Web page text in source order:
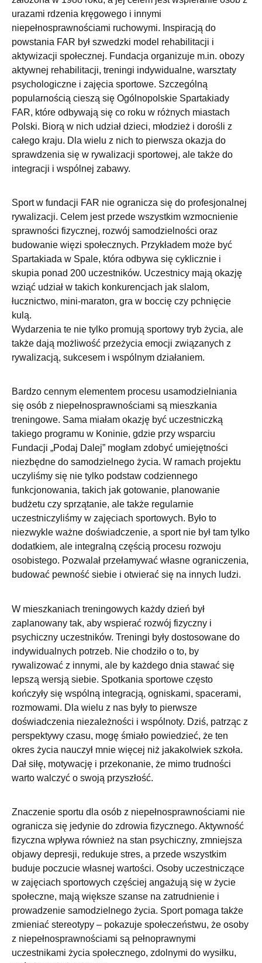
urazami rdzenia kręgowego i innymi
niepełnosprawnościami ruchowymi. Inspiracją do
powstania FAR był szwedzki model rehabilitacji i
aktywizacji społecznej. Fundacja organizuje m.in. obozy
aktywnej rehabilitacji, treningi indywidualne, warsztaty
psychologiczne i zajęcia sportowe. Szczególną
popularnością cieszą się Ogólnopolskie Spartakiady
FAR, które odbywają się co roku w różnych miastach
Polski. Biorą w nich udział dzieci, młodzież i dorośli z
całego kraju. Dla wielu z nich to pierwsza okazja do
sprawdzenia się w rywalizacji sportowej, ale także do
integracji i wspólnej zabawy.
Sport w fundacji FAR nie ogranicza się do profesjonalnej
rywalizacji. Celem jest przede wszystkim wzmocnienie
sprawności fizycznej, rozwój samodzielności oraz
budowanie więzi społecznych. Przykładem może być
Spartakiada w Spale, która odbywa się cyklicznie i
skupia ponad 200 uczestników. Uczestnicy mają okazję
wziąć udział w takich konkurencjach jak slalom,
łucznictwo, mini‑maraton, gra w boccię czy pchnięcie
kulą.
Wydarzenia te nie tylko promują sportowy tryb życia, ale
także dają możliwość przeżycia emocji związanych z
rywalizacją, sukcesem i wspólnym działaniem.
Bardzo cennym elementem procesu usamodzielniania
się osób z niepełnosprawnościami są mieszkania
treningowe. Sama miałam okazję być uczestniczką
takiego programu w Koninie, gdzie przy wsparciu
Fundacji „Podaj Dalej” mogłam zdobyć umiejętności
niezbędne do samodzielnego życia. W ramach projektu
uczyliśmy się nie tylko podstaw codziennego
funkcjonowania, takich jak gotowanie, planowanie
budżetu czy sprzątanie, ale także regularnie
uczestniczyliśmy w zajęciach sportowych. Było to
niezwykle ważne doświadczenie, a sport nie był tam tylko
dodatkiem, ale integralną częścią procesu rozwoju
osobistego. Pozwalał przełamywać własne ograniczenia,
budować pewność siebie i otwierać się na innych ludzi.
W mieszkaniach treningowych każdy dzień był
zaplanowany tak, aby wspierać rozwój fizyczny i
psychiczny uczestników. Treningi były dostosowane do
indywidualnych potrzeb. Nie chodziło o to, by
rywalizować z innymi, ale by każdego dnia stawać się
lepszą wersją siebie. Spotkania sportowe często
kończyły się wspólną integracją, ogniskami, spacerami,
rozmowami. Dla wielu z nas były to pierwsze
doświadczenia niezależności i wspólnoty. Dziś, patrząc z
perspektywy czasu, mogę śmiało powiedzieć, że ten
okres życia nauczył mnie więcej niż jakakolwiek szkoła.
Dał siłę, motywację i przekonanie, że mimo trudności
warto walczyć o swoją przyszłość.
Znaczenie sportu dla osób z niepełnosprawnościami nie
ogranicza się jedynie do zdrowia fizycznego. Aktywność
fizyczna wpływa również na stan psychiczny, zmniejsza
objawy depresji, redukuje stres, a przede wszystkim
buduje poczucie własnej wartości. Osoby uczestniczące
w zajęciach sportowych częściej angażują się w życie
społeczne, mają większe szanse na zatrudnienie i
prowadzenie samodzielnego życia. Sport pomaga także
zmieniać stereotypy – pokazuje społeczeństwu, że osoby
z niepełnosprawnościami są pełnoprawnymi
uczestnikami życia społecznego, zdolnymi do wysiłku,